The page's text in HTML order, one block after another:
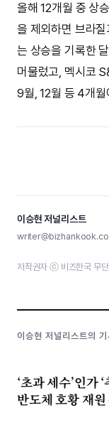
올해 12개월 중 상
을 제외하면 브라
는 상승을 기록한
머물렀고, 멕시코
9월, 12월 등 4개월
이승현 저널리스트
저작권자 ⓒ 비즈한국 무단
이승현 저널리스트의 기
‘초과 세수’인가
반도체 호황 재